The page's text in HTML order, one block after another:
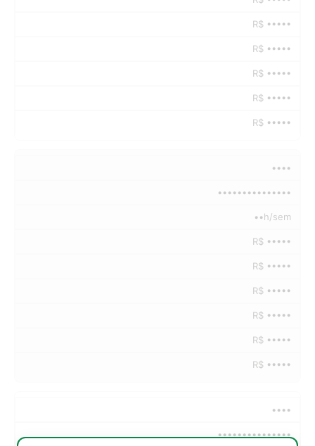
R$ •••••
R$ •••••
R$ •••••
R$ •••••
R$ •••••
••••
•••••••••••••••
••h/sem
R$ •••••
R$ •••••
R$ •••••
R$ •••••
R$ •••••
R$ •••••
••••
•••••••••••••••